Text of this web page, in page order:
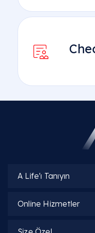
A Life'ı Tanıyın
Online Hizmetler